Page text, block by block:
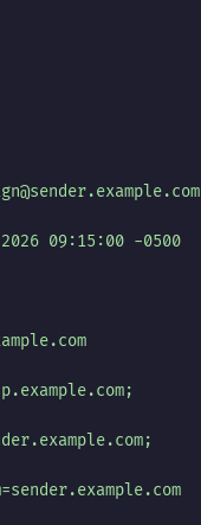
09:15:00 -0500